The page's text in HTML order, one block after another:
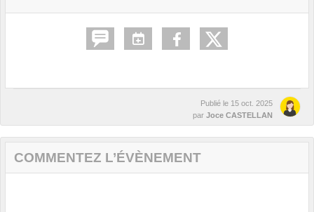
Publié le 15 oct. 2025
par Joce CASTELLAN
COMMENTEZ L’ÉVÈNEMENT